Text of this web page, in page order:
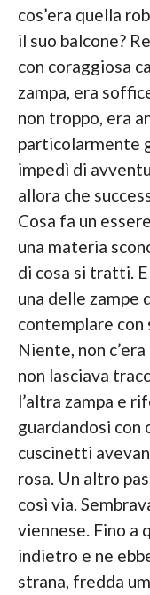
cos’era quella
il suo balcone?
con coraggiosa
zampa, era
non troppo, era
particolarmente
impedì di
allora che
Cosa fa un
una materia
di cosa si tratti.
una delle zampe
contemplare con
Niente, non
non lasciava
l’altra zampa e
guardandosi
cuscinetti
rosa. Un altro
così via.
viennese. Fino a
indietro e ne
strana, fredda